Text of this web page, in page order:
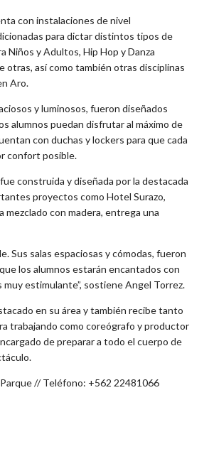
con instalaciones de nivel
para dictar distintos tipos de
Niños y Adultos, Hip Hop y Danza
otras, así como también otras disciplinas
Aro.
y luminosos, fueron diseñados
alumnos puedan disfrutar al máximo de
con duchas y lockers para que cada
confort posible.
construida y diseñada por la destacada
proyectos como Hotel Surazo,
mezclado con madera, entrega una
Sus salas espaciosas y cómodas, fueron
los alumnos estarán encantados con
estimulante”, sostiene Angel Torrez.
en su área y también recibe tanto
trabajando como coreógrafo y productor
de preparar a todo el cuerpo de
// Teléfono: +562 22481066